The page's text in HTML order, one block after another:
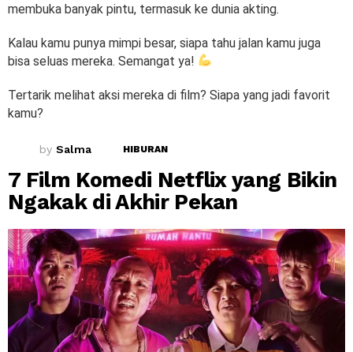
membuka banyak pintu, termasuk ke dunia akting.
Kalau kamu punya mimpi besar, siapa tahu jalan kamu juga
bisa seluas mereka. Semangat ya!
Tertarik melihat aksi mereka di film? Siapa yang jadi favorit
kamu?
by Salma HIBURAN
7 Film Komedi Netflix yang Bikin
Ngakak di Akhir Pekan